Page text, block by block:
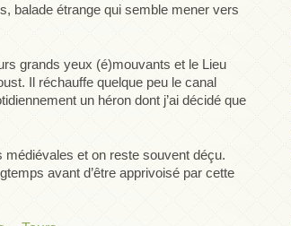
balade étrange qui semble mener vers
grands yeux (é)mouvants et le Lieu
Il réchauffe quelque peu le canal
un héron dont j’ai décidé que
médiévales et on reste souvent déçu.
avant d’être apprivoisé par cette